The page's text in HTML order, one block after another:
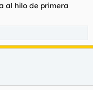
al hilo de primera